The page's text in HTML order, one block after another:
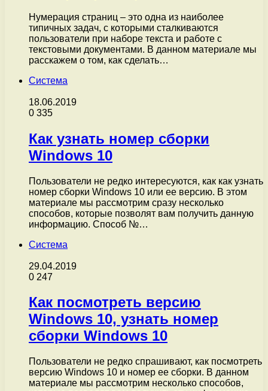
Нумерация страниц – это одна из наиболее
типичных задач, с которыми сталкиваются
пользователи при наборе текста и работе с
текстовыми документами. В данном материале мы
расскажем о том, как сделать…
Система
18.06.2019
0 335
Как узнать номер сборки
Windows 10
Пользователи не редко интересуются, как как узнать
номер сборки Windows 10 или ее версию. В этом
материале мы рассмотрим сразу несколько
способов, которые позволят вам получить данную
информацию. Способ №…
Система
29.04.2019
0 247
Как посмотреть версию
Windows 10, узнать номер
сборки Windows 10
Пользователи не редко спрашивают, как посмотреть
версию Windows 10 и номер ее сборки. В данном
материале мы рассмотрим несколько способов,